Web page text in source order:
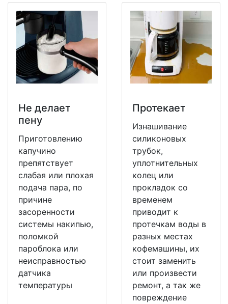
Не делает
пену
Приготовлению
капучино
препятствует
слабая или плохая
подача пара, по
причине
засоренности
системы накипью,
поломкой
пароблока или
неисправностью
датчика
температуры
Протекает
Изнашивание
силиконовых
трубок,
уплотнительных
колец или
прокладок со
временем
приводит к
протечкам воды в
разных местах
кофемашины, их
стоит заменить
или произвести
ремонт, а так же
повреждение